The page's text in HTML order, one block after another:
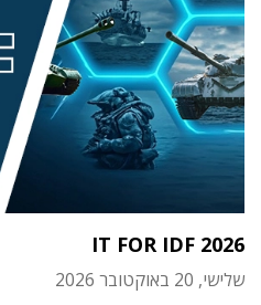
IT FOR IDF 2026
שלישי, 20 באוקטובר 2026